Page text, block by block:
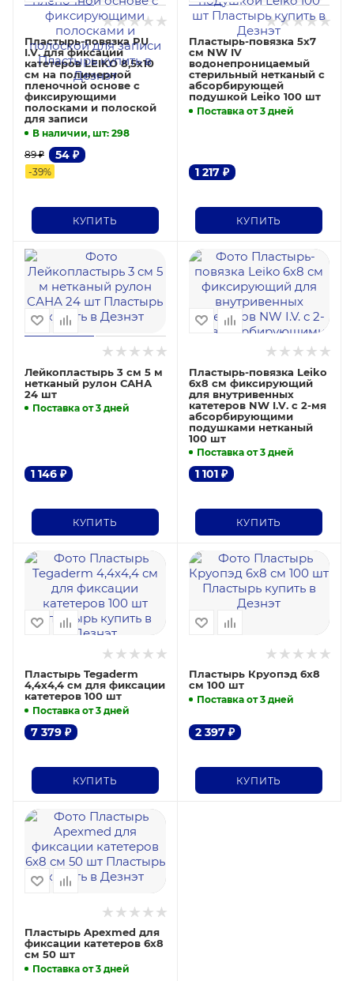
Пластырь-повязка PU
I.V. для фиксации
катетеров LEIKO 8,5х10
см на полимерной
пленочной основе с
фиксирующими
полосками и полоской
для записи
В наличии, шт: 298
54 ₽
89₽
-39%
КУПИТЬ
Пластырь-повязка 5х7
см NW IV
водонепроницаемый
стерильный нетканый с
абсорбирующей
подушкой Leiko 100 шт
Поставка от 3 дней
1 217₽
КУПИТЬ
Лейкопластырь 3 см 5 м
нетканый рулон САНА
24 шт
Поставка от 3 дней
1 146 ₽
КУПИТЬ
Пластырь-повязка Leiko
6х8 см фиксирующий
для внутривенных
катетеров NW I.V. с 2-мя
абсорбирующими
подушками нетканый
100 шт
Поставка от 3 дней
1 101₽
КУПИТЬ
Пластырь Tegaderm
4,4х4,4 см для фиксации
катетеров 100 шт
Поставка от 3 дней
7 379 ₽
КУПИТЬ
Пластырь Круопэд 6х8
см 100 шт
Поставка от 3 дней
2 397₽
КУПИТЬ
Пластырь Apexmed для
фиксации катетеров 6х8
см 50 шт
Поставка от 3 дней